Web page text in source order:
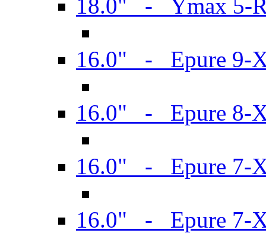
18.0" - Ymax 5-
16.0" - Epure 9-
16.0" - Epure 8-
16.0" - Epure 7-
16.0" - Epure 7-